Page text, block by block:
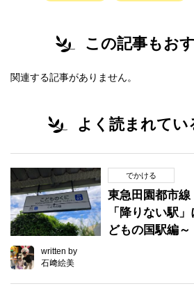
この記事もお
関連する記事がありません。
よく読まれてい
でかける
東急田園都市
「降りない駅
どもの国駅編～
written by
石﨑絵美